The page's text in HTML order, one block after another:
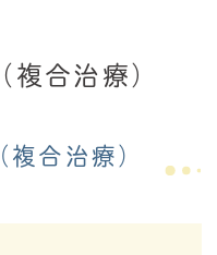
合治療）
合治療）